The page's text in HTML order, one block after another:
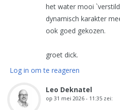
het water mooi
dynamisch karakter
ook goed gekozen.
groet dick.
Log in om te reageren
Leo Deknatel
op 31 mei 2026 - 11:35 zei: